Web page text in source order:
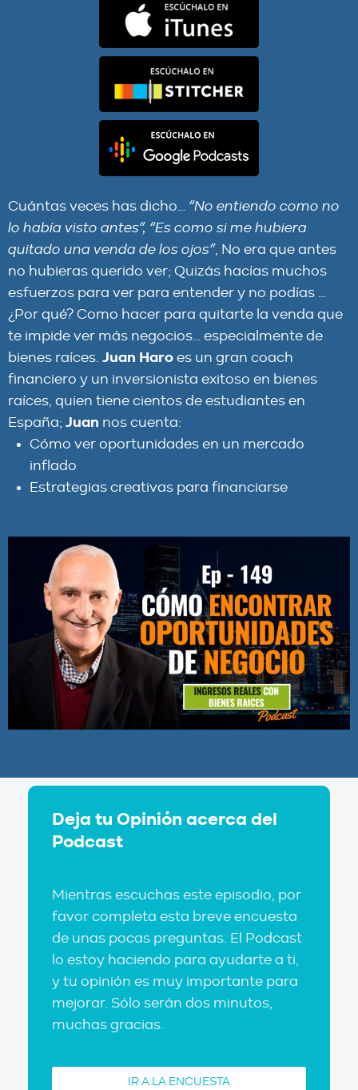
Cuántas veces has dicho… “No entiendo como no
lo había visto antes”, “Es como si me hubiera
quitado una venda de los ojos”, No era que antes
no hubieras querido ver; Quizás hacías muchos
esfuerzos para ver para entender y no podías …
¿Por qué? Como hacer para quitarte la venda que
te impide ver más negocios… especialmente de
bienes raíces. Juan Haro es un gran coach
financiero y un inversionista exitoso en bienes
raíces, quien tiene cientos de estudiantes en
España; Juan nos cuenta:
Cómo ver oportunidades en un mercado
inflado
Estrategias creativas para financiarse
Deja tu Opinión acerca del
Podcast
Mientras escuchas este episodio, por
favor completa esta breve encuesta
de unas pocas preguntas. El Podcast
lo estoy haciendo para ayudarte a ti,
y tu opinión es muy importante para
mejorar. Sólo serán dos minutos,
muchas gracias.
IR A LA ENCUESTA